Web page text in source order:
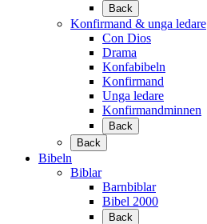
Back
Konfirmand & unga ledare
Con Dios
Drama
Konfabibeln
Konfirmand
Unga ledare
Konfirmandminnen
Back
Back
Bibeln
Biblar
Barnbiblar
Bibel 2000
Back